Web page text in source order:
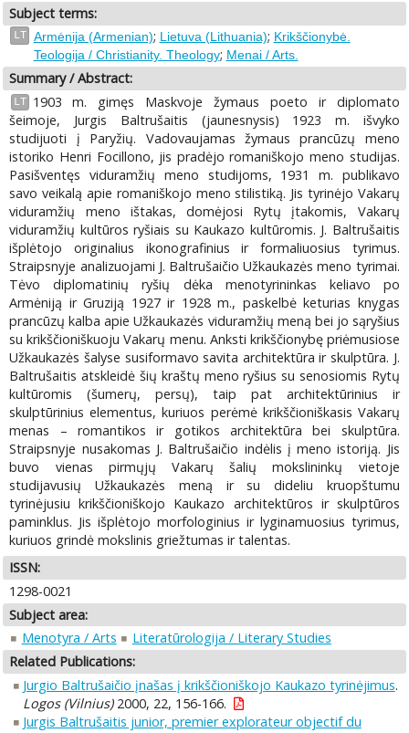
Subject terms:
LT Armėnija (Armenian); Lietuva (Lithuania); Krikščionybė.
Teologija / Christianity. Theology; Menai / Arts.
Summary / Abstract:
LT
1903 m. gimęs Maskvoje žymaus poeto ir diplomato
šeimoje, Jurgis Baltrušaitis (jaunesnysis) 1923 m. išvyko
studijuoti į Paryžių. Vadovaujamas žymaus prancūzų meno
istoriko Henri Focillono, jis pradėjo romaniškojo meno studijas.
Pasišventęs viduramžių meno studijoms, 1931 m. publikavo
savo veikalą apie romaniškojo meno stilistiką. Jis tyrinėjo Vakarų
viduramžių meno ištakas, domėjosi Rytų įtakomis, Vakarų
viduramžių kultūros ryšiais su Kaukazo kultūromis. J. Baltrušaitis
išplėtojo originalius ikonografinius ir formaliuosius tyrimus.
Straipsnyje analizuojami J. Baltrušaičio Užkaukazės meno tyrimai.
Tėvo diplomatinių ryšių dėka menotyrininkas keliavo po
Armėniją ir Gruziją 1927 ir 1928 m., paskelbė keturias knygas
prancūzų kalba apie Užkaukazės viduramžių meną bei jo sąryšius
su krikščioniškuoju Vakarų menu. Anksti krikščionybę priėmusiose
Užkaukazės šalyse susiformavo savita architektūra ir skulptūra. J.
Baltrušaitis atskleidė šių kraštų meno ryšius su senosiomis Rytų
kultūromis (šumerų, persų), taip pat architektūrinius ir
skulptūrinius elementus, kuriuos perėmė krikščioniškasis Vakarų
menas – romantikos ir gotikos architektūra bei skulptūra.
Straipsnyje nusakomas J. Baltrušaičio indėlis į meno istoriją. Jis
buvo vienas pirmųjų Vakarų šalių mokslininkų vietoje
studijavusių Užkaukazės meną ir su dideliu kruopštumu
tyrinėjusiu krikščioniškojo Kaukazo architektūros ir skulptūros
paminklus. Jis išplėtojo morfologinius ir lyginamuosius tyrimus,
kuriuos grindė mokslinis griežtumas ir talentas.
ISSN:
1298-0021
Subject area:
Menotyra / Arts
Literatūrologija / Literary Studies
Related Publications:
Jurgio Baltrušaičio įnašas į krikščioniškojo Kaukazo tyrinėjimus.
Logos (Vilnius)2000, 22, 156-166.
Jurgis Baltrušaitis junior, premier explorateur objectif du